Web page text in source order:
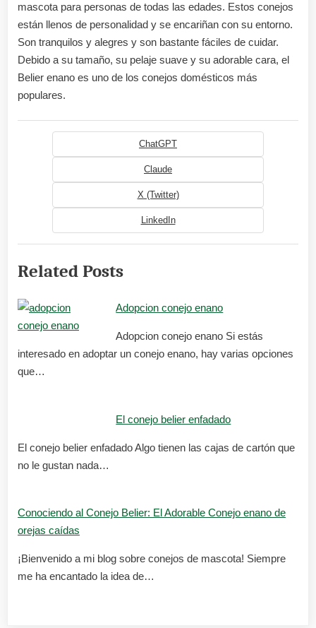
mascota para personas de todas las edades. Estos conejos
están llenos de personalidad y se encariñan con su entorno.
Son tranquilos y alegres y son bastante fáciles de cuidar.
Debido a su tamaño, su pelaje suave y su adorable cara, el
Belier enano es uno de los conejos domésticos más
populares.
ChatGPT
Claude
X (Twitter)
LinkedIn
Related Posts
Adopcion conejo enano
Adopcion conejo enano Si estás
interesado en adoptar un conejo enano, hay varias opciones
que…
El conejo belier enfadado
El conejo belier enfadado Algo tienen las cajas de cartón que
no le gustan nada…
Conociendo al Conejo Belier: El Adorable Conejo enano de
orejas caídas
¡Bienvenido a mi blog sobre conejos de mascota! Siempre
me ha encantado la idea de…